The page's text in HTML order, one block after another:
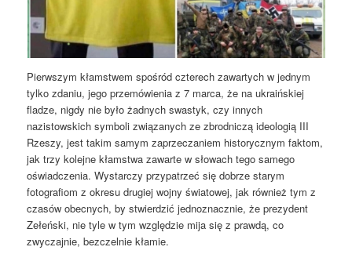
Pierwszym kłamstwem spośród czterech zawartych w jednym
tylko zdaniu, jego przemówienia z 7 marca, że na ukraińskiej
fladze, nigdy nie było żadnych swastyk, czy innych
nazistowskich symboli związanych ze zbrodniczą ideologią III
Rzeszy, jest takim samym zaprzeczaniem historycznym faktom,
jak trzy kolejne kłamstwa zawarte w słowach tego samego
oświadczenia. Wystarczy przypatrzeć się dobrze starym
fotografiom z okresu drugiej wojny światowej, jak również tym z
czasów obecnych, by stwierdzić jednoznacznie, że prezydent
Zełeński, nie tyle w tym względzie mija się z prawdą, co
zwyczajnie, bezczelnie kłamie.